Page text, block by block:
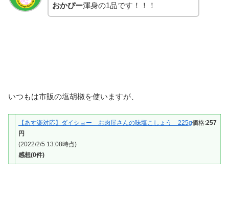
おかぴー渾身の1品です！！！
いつもは市販の塩胡椒を使いますが、
【あす楽対応】ダイショー お肉屋さんの味塩こしょう 225g価格:257
円
(2022/2/5 13:08時点)
感想(0件)